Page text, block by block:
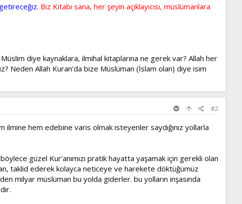
Biz Kitabı sana, her şeyin açıklayıcısı, müslümanlara
diye kaynaklara, ilmihal kitaplarına ne gerek var? Allah her
Neden Allah Kuran’da bize Müslüman (İslam olan) diye isim
#2
hem edebine varis olmak isteyenler saydığınız yollarla
güzel Kur'anımızı pratik hayatta yaşamak için gerekli olan
taklid ederek kolayca neticeye ve harekete döktüğümüz
milyar müslüman bu yolda giderler. bu yolların inşasında